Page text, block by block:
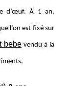
d’œuf. À 1 an,
l’on est fixé sur
bebevendu à la